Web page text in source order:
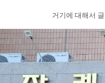
거기에 대해서